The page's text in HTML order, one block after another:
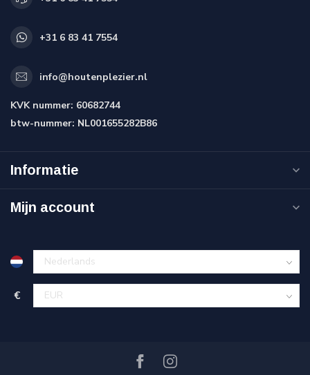
+31 6 83 41 7554
info@houtenplezier.nl
KVK nummer: 60682744
btw-nummer: NL001655282B86
Informatie
Mijn account
€